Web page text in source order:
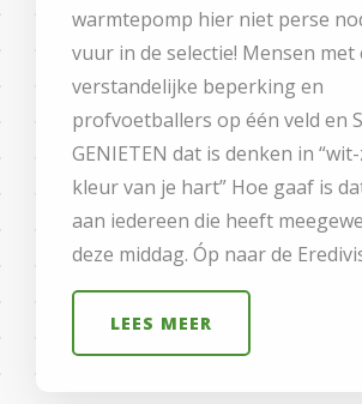
warmtepomp hier niet perse
vuur in de selectie! Mensen met
verstandelijke beperking en
profvoetballers op één veld en
GENIETEN dat is denken in
kleur van je hart” Hoe gaaf is
aan iedereen die heeft
deze middag. Óp naar de
LEES MEER